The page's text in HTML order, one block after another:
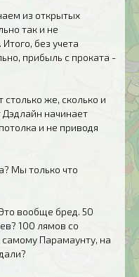
из открытых
так и не
без учета
прибыль с проката -
же, сколько и
Дэдлайн начинает
и не приводя
Мы только что
вообще бред. 50
100 лямов со
Парамаунту, на